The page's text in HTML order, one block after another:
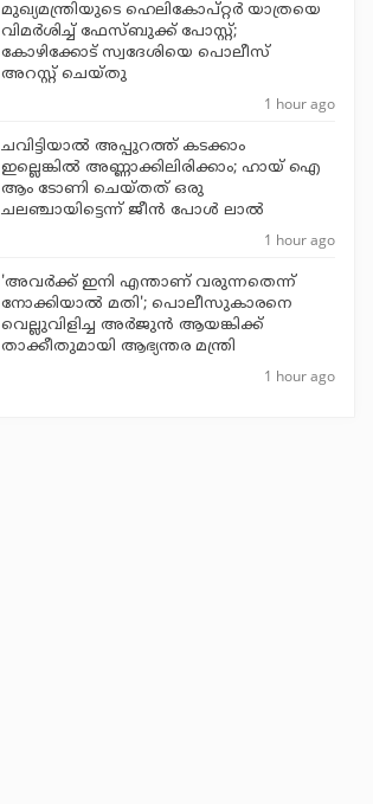
മുഖ്യമന്ത്രിയുടെ ഹെലികോപ്റ്റര്‍ യാത്രയെ
വിമര്‍ശിച്ച് ഫേസ്ബുക്ക് പോസ്റ്റ്;
കോഴിക്കോട് സ്വദേശിയെ പൊലീസ്
അറസ്റ്റ് ചെയ്തു
1 hour ago
ചവിട്ടിയാല്‍ അപ്പുറത്ത് കടക്കാം
ഇല്ലെങ്കില്‍ അണ്ണാക്കിലിരിക്കാം; ഹായ് ഐ
ആം ടോണി ചെയ്തത് ഒരു
ചലഞ്ചായിട്ടെന്ന് ജീന്‍ പോള്‍ ലാല്‍
1 hour ago
'അവര്‍ക്ക് ഇനി എന്താണ് വരുന്നതെന്ന്
നോക്കിയാല്‍ മതി'; പൊലീസുകാരനെ
വെല്ലുവിളിച്ച അര്‍ജുന്‍ ആയങ്കിക്ക്
താക്കീതുമായി ആഭ്യന്തര മന്ത്രി
1 hour ago